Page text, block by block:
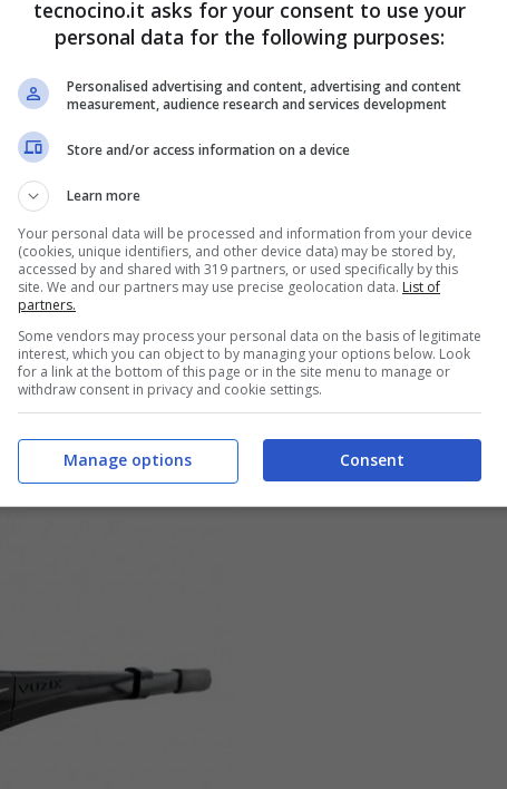
diocchiali tecnologici: vi abbiamo già parlato
a-la-Star Trek
invaso le sale cinematografiche, ma anche i
più personale e priva possibile, è infatti
che include anche lo schermo stesso.
da75 pollicidi diagonale, come percepito da
raggiungendo la risoluzione di720p. Si
come Xbox 360 o PS3, a PC o lettori
tecnocino.it asks for your consent to use your
personal data for the following purposes:
Personalised advertising and content, advertising and content
measurement, audience research and services development
Store and/or access information on a device
Learn more
Your personal data will be processed and information from your device
(cookies, unique identifiers, and other device data) may be stored by,
accessed by and shared with 319 partners, or used specifically by this
site. We and our partners may use precise geolocation data. List of
partners.
Some vendors may process your personal data on the basis of legitimate
interest, which you can object to by managing your options below. Look
for a link at the bottom of this page or in the site menu to manage or
withdraw consent in privacy and cookie settings.
Consent
Manage options